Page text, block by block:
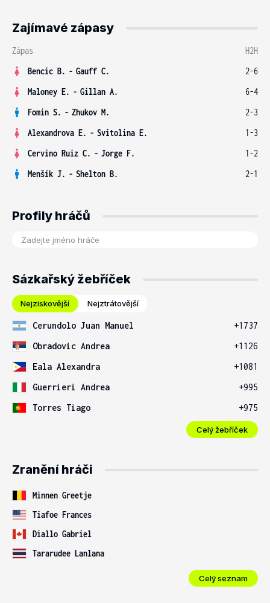
Zajímavé zápasy
Zápas
H2H
Bencic B. - Gauff C.
2-6
Maloney E. - Gillan A.
6-4
Fomin S. - Zhukov M.
2-3
Alexandrova E. - Svitolina E.
1-3
Cervino Ruiz C. - Jorge F.
1-2
Menšík J. - Shelton B. 2-1
Profily hráčů
Sázkařský žebříček
Nejziskovější Nejztrátovější
Cerundolo Juan Manuel
+1737
Obradovic Andrea
+1126
Eala Alexandra
+1081
Guerrieri Andrea
+995
Torres Tiago
+975
Celý žebříček
Zranění hráči
Minnen Greetje
Tiafoe Frances
Diallo Gabriel
Tararudee Lanlana
Celý seznam